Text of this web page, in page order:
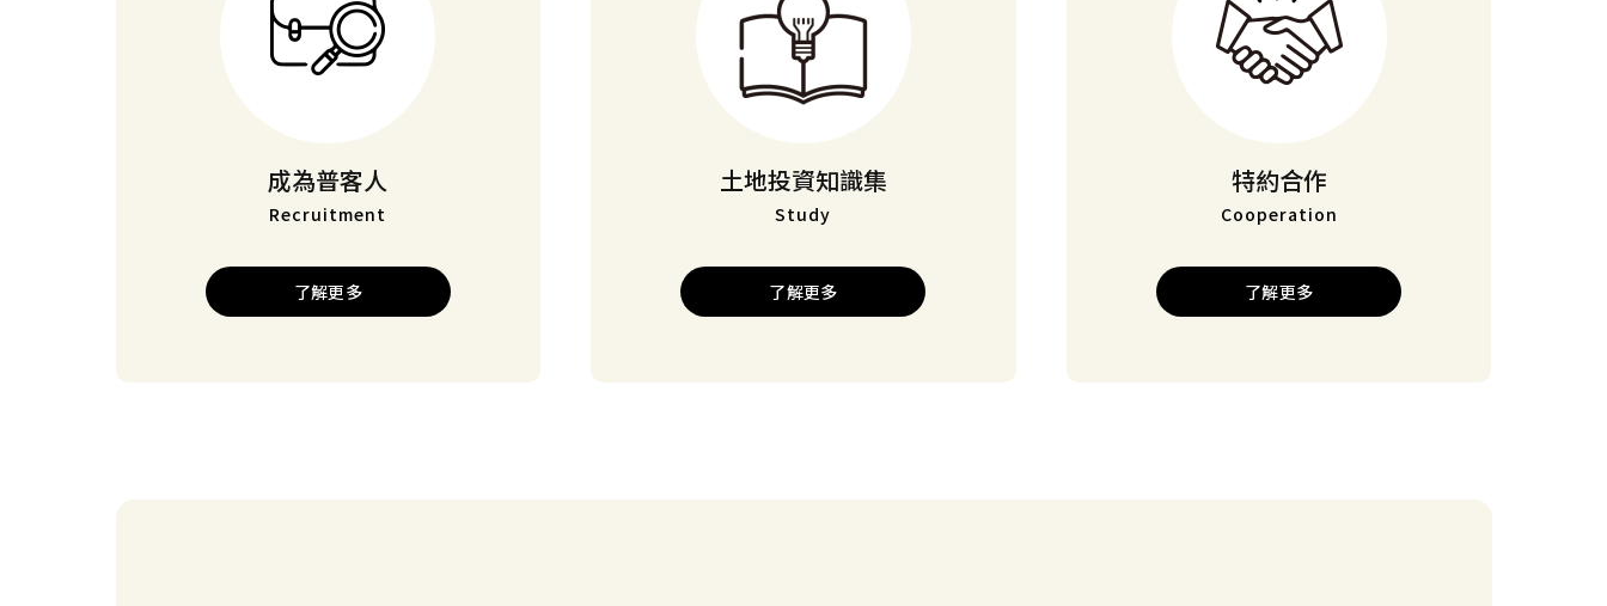
成為普客人
Recruitment
了解更多
土地投資知識集
Study
了解更多
特約合作
Cooperation
了解更多